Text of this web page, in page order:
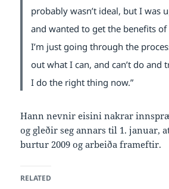
probably wasn’t ideal, but I was
and wanted to get the benefits
I’m just going through the
out what I can, and can’t do and
I do the right thing now.”
Hann nevnir eisini nakrar
og gleðir seg annars til 1. januar,
burtur 2009 og arbeiða frameftir.
RELATED